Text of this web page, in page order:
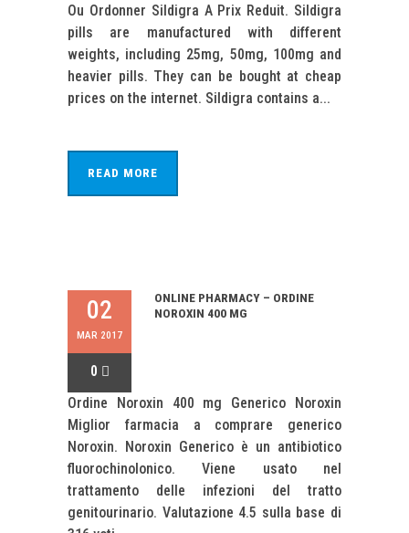
Ou Ordonner Sildigra A Prix Reduit. Sildigra
pills are manufactured with different
weights, including 25mg, 50mg, 100mg and
heavier pills. They can be bought at cheap
prices on the internet. Sildigra contains a...
READ MORE
02
MAR 2017
0
ONLINE PHARMACY – ORDINE
NOROXIN 400 MG
Ordine Noroxin 400 mg Generico Noroxin
Miglior farmacia a comprare generico
Noroxin. Noroxin Generico è un antibiotico
fluorochinolonico. Viene usato nel
trattamento delle infezioni del tratto
genitourinario. Valutazione 4.5 sulla base di